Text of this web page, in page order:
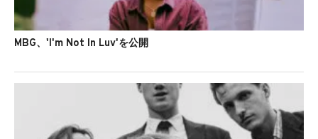
MBG、'I'm Not In Luv'を公開